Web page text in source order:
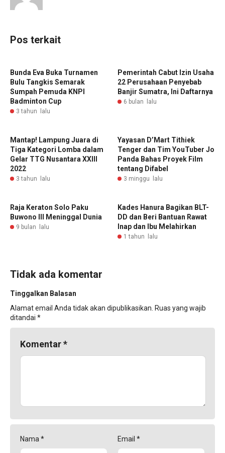
Pos terkait
Bunda Eva Buka Turnamen
Bulu Tangkis Semarak
Sumpah Pemuda KNPI
Badminton Cup
3 tahun lalu
‎Pemerintah Cabut Izin Usaha
22 Perusahaan Penyebab
Banjir Sumatra, Ini Daftarnya
6 bulan lalu
Mantap! Lampung Juara di
Tiga Kategori Lomba dalam
Gelar TTG Nusantara XXIII
2022
3 tahun lalu
Yayasan D’Mart Tithiek
Tenger dan Tim YouTuber Jo
Panda Bahas Proyek Film
tentang Difabel
3 minggu lalu
‎Raja Keraton Solo Paku
Buwono III Meninggal Dunia
9 bulan lalu
Kades Hanura Bagikan BLT-
DD dan Beri Bantuan Rawat
Inap dan Ibu Melahirkan
1 tahun lalu
Tidak ada komentar
Tinggalkan Balasan
Alamat email Anda tidak akan dipublikasikan. Ruas yang wajib
ditandai *
Komentar*
Nama * Email *